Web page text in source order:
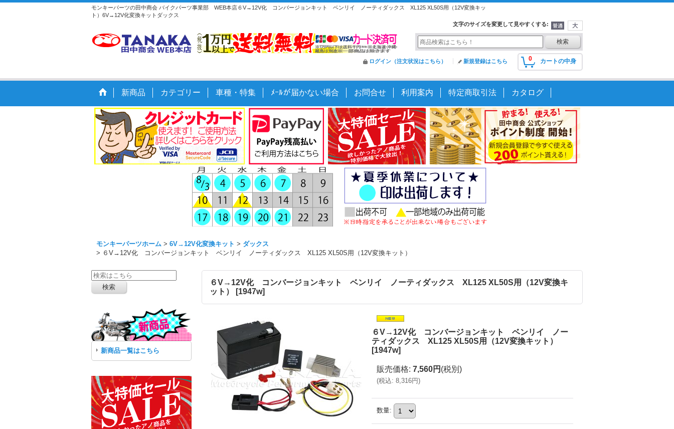
モンキーパーツの田中商会 バイクパーツ事業部 WEB本店６V→12V化 コンバージョンキット ベンリイ ノーティダックス XL125 XL50S用（12V変換キッ
ト）6V→12V化変換キットダックス
文字のサイズを変更して見やすくする:
0 カートの中身
ログイン（注文状況はこちら） 新規登録はこちら
新商品 カテゴリー 車種・特集 ﾒｰﾙが届かない場合 お問合せ 利用案内 特定商取引法 カタログ
モンキーパーツホーム > 6V→12V化変換キット > ダックス
> ６V→12V化 コンバージョンキット ベンリイ ノーティダックス XL125 XL50S用（12V変換キット）
新商品一覧はこちら
６V→12V化 コンバージョンキット ベンリイ ノーティダックス XL125 XL50S用（12V変換キ
ット）
[1947w]
６V→12V化 コンバージョンキット ベンリイ ノー
ティダックス XL125 XL50S用（12V変換キット）
[1947w]
販売価格: 7,560円 (税別)
(税込: 8,316円)
数量: